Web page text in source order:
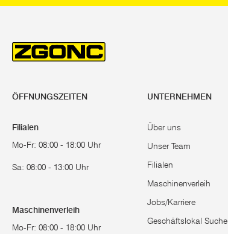
ÖFFNUNGSZEITEN
Filialen
Mo-Fr: 08:00 - 18:00 Uhr
Sa: 08:00 - 13:00 Uhr
Maschinenverleih
Mo-Fr: 08:00 - 18:00 Uhr
UNTERNEHMEN
Über uns
Unser Team
Filialen
Maschinenverleih
Jobs/Karriere
Geschäftslokal Suche